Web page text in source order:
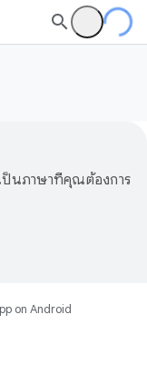
ป็นภาษาที่คุณต้องการ
on Android